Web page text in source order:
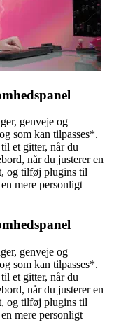
genveje og
som kan tilpasses*.
et gitter, når du
når du justerer en
og tilføj plugins til
mere personligt
genveje og
som kan tilpasses*.
et gitter, når du
når du justerer en
og tilføj plugins til
mere personligt